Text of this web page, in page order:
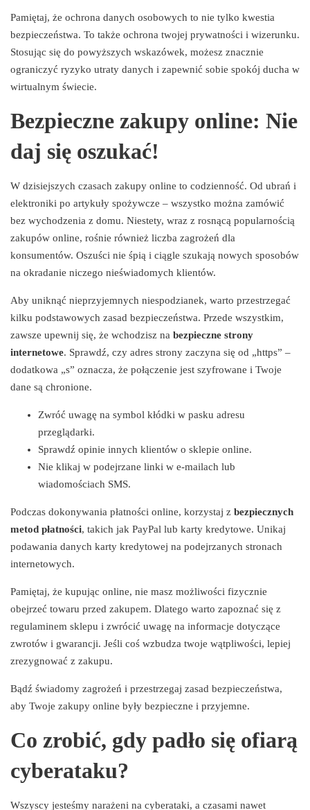
Pamiętaj, że ochrona danych osobowych to nie tylko kwestia
bezpieczeństwa. To także ochrona twojej prywatności i wizerunku.
Stosując się do powyższych wskazówek, możesz znacznie
ograniczyć ryzyko utraty danych i zapewnić sobie spokój ducha w
wirtualnym świecie.
Bezpieczne zakupy online: Nie
daj się oszukać!
W dzisiejszych czasach zakupy online to codzienność. Od ubrań i
elektroniki po artykuły spożywcze – wszystko można zamówić
bez wychodzenia z domu. Niestety, wraz z rosnącą popularnością
zakupów online, rośnie również liczba zagrożeń dla
konsumentów. Oszuści nie śpią i ciągle szukają nowych sposobów
na okradanie niczego nieświadomych klientów.
Aby uniknąć nieprzyjemnych niespodzianek, warto przestrzegać
kilku podstawowych zasad bezpieczeństwa. Przede wszystkim,
zawsze upewnij się, że wchodzisz na bezpieczne strony
internetowe. Sprawdź, czy adres strony zaczyna się od „https” –
dodatkowa „s” oznacza, że połączenie jest szyfrowane i Twoje
dane są chronione.
Zwróć uwagę na symbol kłódki w pasku adresu
przeglądarki.
Sprawdź opinie innych klientów o sklepie online.
Nie klikaj w podejrzane linki w e-mailach lub
wiadomościach SMS.
Podczas dokonywania płatności online, korzystaj z bezpiecznych
metod płatności, takich jak PayPal lub karty kredytowe. Unikaj
podawania danych karty kredytowej na podejrzanych stronach
internetowych.
Pamiętaj, że kupując online, nie masz możliwości fizycznie
obejrzeć towaru przed zakupem. Dlatego warto zapoznać się z
regulaminem sklepu i zwrócić uwagę na informacje dotyczące
zwrotów i gwarancji. Jeśli coś wzbudza twoje wątpliwości, lepiej
zrezygnować z zakupu.
Bądź świadomy zagrożeń i przestrzegaj zasad bezpieczeństwa,
aby Twoje zakupy online były bezpieczne i przyjemne.
Co zrobić, gdy padło się ofiarą
cyberataku?
Wszyscy jesteśmy narażeni na cyberataki, a czasami nawet